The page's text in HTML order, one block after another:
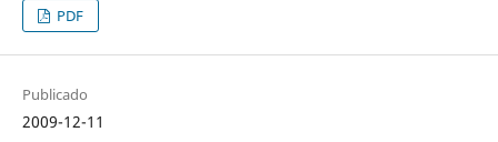
PDF
Publicado
2009-12-11